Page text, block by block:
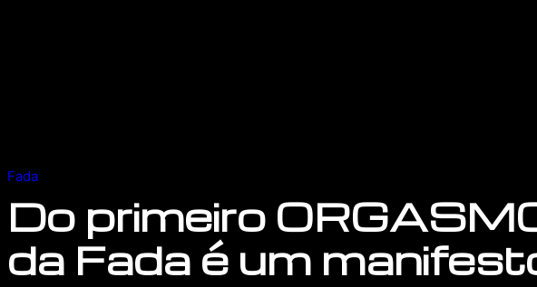
Fada
Do primeiro
da Fada é um